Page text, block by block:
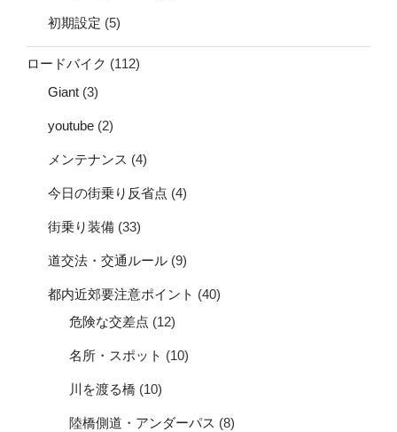
初期設定 (5)
ロードバイク (112)
Giant (3)
youtube (2)
メンテナンス (4)
今日の街乗り反省点 (4)
街乗り装備 (33)
道交法・交通ルール (9)
都内近郊要注意ポイント (40)
危険な交差点 (12)
名所・スポット (10)
川を渡る橋 (10)
陸橋側道・アンダーパス (8)